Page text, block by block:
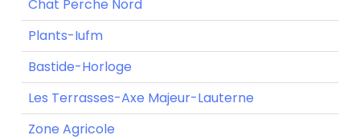
Chat Perche Nord
Plants-Iufm
Bastide-Horloge
Les Terrasses-Axe Majeur-Lauterne
Zone Agricole